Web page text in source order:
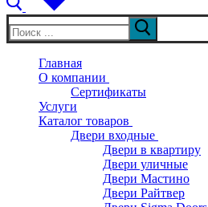
Искать:
Главная
О компании
Сертификаты
Услуги
Каталог товаров
Двери входные
Двери в квартиру
Двери уличные
Двери Мастино
Двери Райтвер